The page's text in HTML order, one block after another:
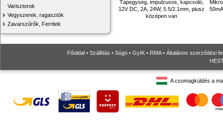
Varisztorok
Vegyszerek, ragasztók
Zavarszűrők, Ferritek
Tápegység, impulzusos, kapcsoló,
12V DC, 2A, 24W, 5.5/2.1mm, plusz
középen van
Főoldal • Szállítás • Súgó • GyIK • RMA• Általános szerződési
A csomagküldés a